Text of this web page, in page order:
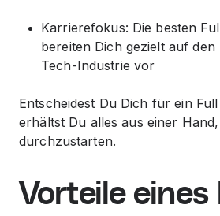
Karrierefokus: Die besten
bereiten Dich gezielt auf den
Tech-Industrie vor
Entscheidest Du Dich für ein
erhältst Du alles aus einer
durchzustarten.
Vorteile eines